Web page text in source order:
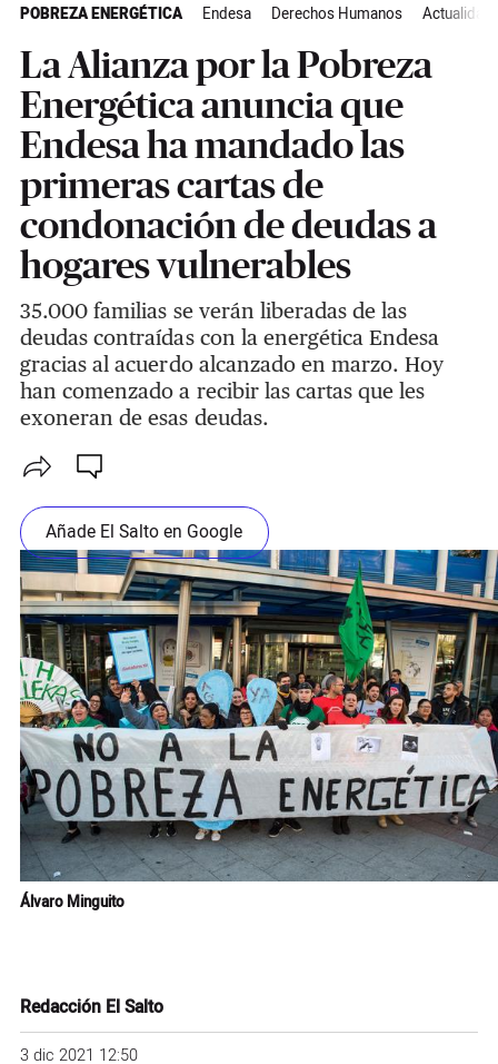
POBREZA ENERGÉTICA Endesa Derechos Humanos Actualidad
La Alianza por la Pobreza
Energética anuncia que
Endesa ha mandado las
primeras cartas de
condonación de deudas a
hogares vulnerables
35.000 familias se verán liberadas de las
deudas contraídas con la energética Endesa
gracias al acuerdo alcanzado en marzo. Hoy
han comenzado a recibir las cartas que les
exoneran de esas deudas.
Añade El Salto en Google
Álvaro Minguito
Redacción El Salto
3 dic 2021 12:50